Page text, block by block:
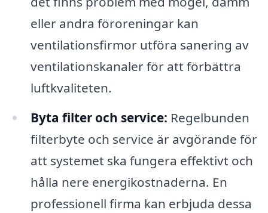
eller andra föroreningar kan
ventilationsfirmor utföra sanering av
ventilationskanaler för att förbättra
luftkvaliteten.
Byta filter och service: Regelbunden
filterbyte och service är avgörande för
att systemet ska fungera effektivt och
hålla nere energikostnaderna. En
professionell firma kan erbjuda dessa